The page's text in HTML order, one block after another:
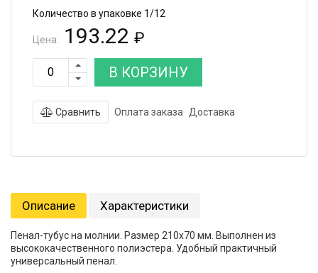
Количество в упаковке 1/12
Цена: 193.22 ₽
В КОРЗИНУ
Сравнить Оплата заказа Доставка
Описание Характеристики
Пенал-тубус на молнии. Размер 210х70 мм. Выполнен из
высококачественного полиэстера. Удобный практичный
универсальный пенал.